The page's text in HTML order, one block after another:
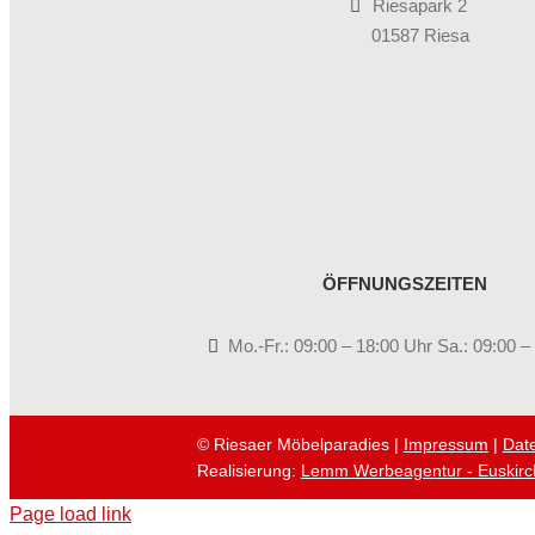
Riesapark 2
01587 Riesa
ÖFFNUNGSZEITEN
Mo.-Fr.: 09:00 – 18:00 Uhr Sa.: 09:00
© Riesaer Möbelparadies | Impressum |
Realisierung: Lemm Werbeagentur -
Page load link